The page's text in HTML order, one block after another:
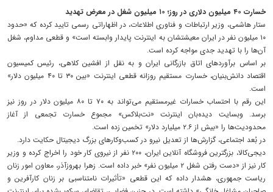
خسارت ۴۰ میلیون دلاری در روز؛ ۱۰ میلیون شغل در معرض تهدید
ستار هاشمی، وزیر ارتباطات و فناوری اطلاعات، در اظهاراتی رسمی تایید کرده که «حدود
۱۰ میلیون نفر در ایران معیشتشان به اینترنت پایدار وابسته است» و قطعی مداوم، شغل
آن‌ها را با تهدید جدی مواجه کرده است.
بر اساس برآوردهای اتاق بازرگانی ایران و به نقل از افشین کلاهی، رئیس کمیسیون
اقتصاد دانش‌بنیان، خسارت مستقیم روزانه قطعی اینترنت «بین ۳۰ تا ۴۰ میلیون دلار»
است.
این رقم با احتساب خسارات غیرمستقیم می‌تواند به ۷۰ تا ۸۰ میلیون دلار در روز نیز
برسد. وبسایت دیده‌بان اینترنت «نت‌بلاکس» مجموع خسارت تجمعی از آغاز
محدودیت‌ها را «بیش از ۲.۶ میلیارد دلار» تخمین زده است.
در بُعد اجتماعی، گزارش‌ها از تعدیل نیرو در کسب‌وکارهای بزرگ دیجیتال حکایت دارد.
دیجی‌کالا، بزرگترین فروشگاه آنلاین ایران، ۲۰۰ نفر از نیروی کار خود را اخراج کرده و وزیر
کار نیز از «دست رفتن شغل ۲ میلیون نفر» خبر داده است. زهرا بهروزآذر، معاون امور زنان
ریاست جمهوری، هشدار داده که این قطعی «تأثیرات نامتناسبی بر زنان کارآفرین و